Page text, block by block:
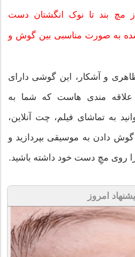
مچ بند تا نوک انگشتان دست
به صورت مناسبی بین گوش و
و آشکار، این گوشی دارای
علاقه مندی هاست که شما به
به تماشای فیلم، چت آنلاین،
دادن به موسیقی بپردازید و
را روی مچِ دست خود داشته باشید.
امروز